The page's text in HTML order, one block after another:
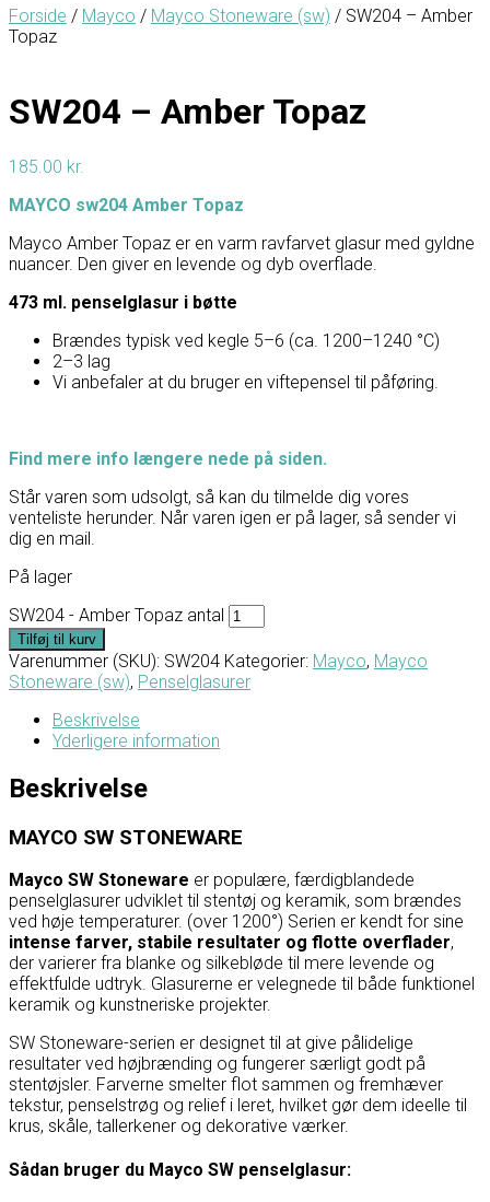
Forside / Mayco / Mayco Stoneware (sw) / SW204 – Amber
Topaz
SW204 – Amber Topaz
185.00 kr.
MAYCO sw204 Amber Topaz
Mayco Amber Topaz er en varm ravfarvet glasur med gyldne
nuancer. Den giver en levende og dyb overflade.
473 ml. penselglasur i bøtte
Brændes typisk ved kegle 5–6 (ca. 1200–1240 °C)
2–3 lag
Vi anbefaler at du bruger en viftepensel til påføring.
Find mere info længere nede på siden.
Står varen som udsolgt, så kan du tilmelde dig vores
venteliste herunder. Når varen igen er på lager, så sender vi
dig en mail.
På lager
SW204 - Amber Topaz antal
Tilføj til kurv
Varenummer (SKU): SW204 Kategorier: Mayco, Mayco
Stoneware (sw), Penselglasurer
Beskrivelse
Yderligere information
Beskrivelse
MAYCO SW STONEWARE
Mayco SW Stoneware er populære, færdigblandede
penselglasurer udviklet til stentøj og keramik, som brændes
ved høje temperaturer. (over 1200°) Serien er kendt for sine
intense farver, stabile resultater og flotte overflader,
der varierer fra blanke og silkebløde til mere levende og
effektfulde udtryk. Glasurerne er velegnede til både funktionel
keramik og kunstneriske projekter.
SW Stoneware-serien er designet til at give pålidelige
resultater ved højbrænding og fungerer særligt godt på
stentøjsler. Farverne smelter flot sammen og fremhæver
tekstur, penselstrøg og relief i leret, hvilket gør dem ideelle til
krus, skåle, tallerkener og dekorative værker.
Sådan bruger du Mayco SW penselglasur: